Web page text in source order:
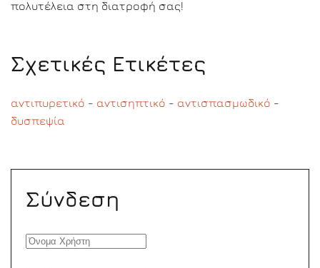
πολυτέλεια στη διατροφή σας!
Σχετικές Ετικέτες
αντιπυρετικό - αντισηπτικό - αντισπασμωδικό -
δυσπεψία
Σύνδεση